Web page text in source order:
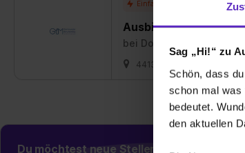
Sag „Hi!“ zu
Schön, dass
schon mal was
bedeutet.
den aktuellen
Ausbildung zum*zur
bei Dortmunder
44139 Dortmund
Du möchtest neue Stellen automatisch